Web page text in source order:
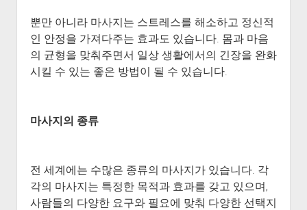
뿐만 아니라 마사지는 스트레스를 해소하고 정신적
인 안정을 가져다주는 효과도 있습니다. 몸과 마음
의 균형을 맞춰주면서 일상 생활에서의 긴장을 완화
시킬 수 있는 좋은 방법이 될 수 있습니다.
마사지의 종류
전 세계에는 수많은 종류의 마사지가 있습니다. 각
각의 마사지는 특정한 목적과 효과를 갖고 있으며,
사람들의 다양한 요구와 필요에 맞춰 다양한 선택지